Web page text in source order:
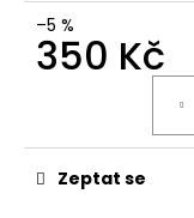
–5 %
350 Kč
Zeptat se
u
u
m
e